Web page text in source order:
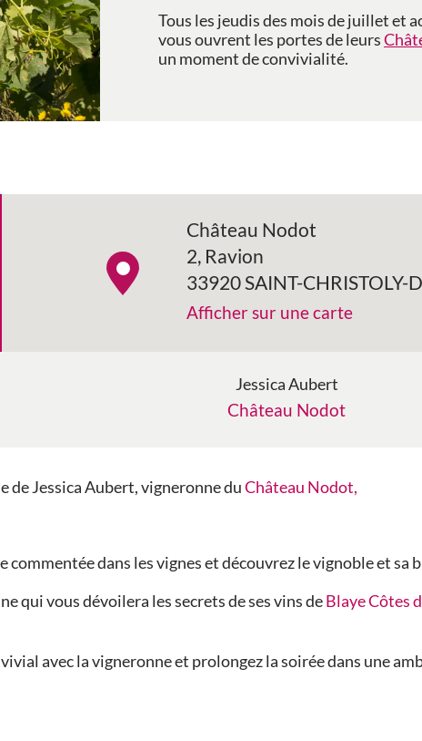
Tous les jeudis des mois de juillet et
vous ouvrent les portes de leurs
un moment de convivialité.
Château Nodot
2, Ravion
33920 SAINT-CHRISTOLY-
Afficher sur une carte
Jessica Aubert
Château Nodot
de Jessica Aubert, vigneronne duChâteau Nodot,
commentée dans les vignes et découvrez le vignoble et sa
qui vous dévoilera les secrets de ses vins deBlaye Côtes
avec la vigneronne et prolongez la soirée dans une